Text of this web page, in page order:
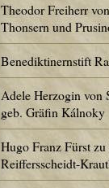
Theodor Freiherr
Thonsern und
Benediktinernstift
Adele Herzogin von
geb. Gräfin Kálnoky
Hugo Franz Fürst
Reiffersscheidt-